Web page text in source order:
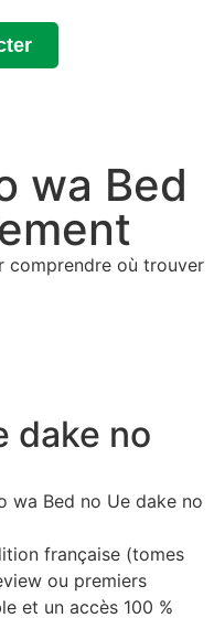
wa Bed
comprendre où trouver
dake no
wa Bed no Ue dake no
française (tomes
ou premiers
et un accès 100 %